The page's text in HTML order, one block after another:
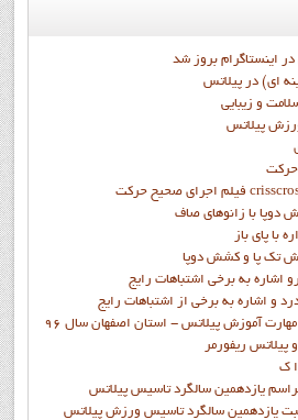
در اینستاگرام بروز شد
ای) در پیلاتس
و زیبایی
پيلاتس
با زانوهاي صاف
با پاي باز
تک پا و کشش دوپا
اشاره به برخي اشتباهات رايج
و اشاره به برخي از اشتباهات رايج
آموزش پیلاتس - استان اصفهان سال 96
پیلاتس ریفورمر
ک
يازدهمين سالگرد تاسيس پيلاتس
يازدهمين سالگرد تاسيس ورزش پيلاتس